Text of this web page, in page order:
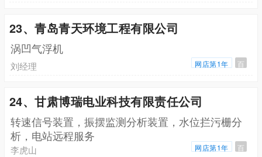
23、青岛青天环境工程有限公司
涡凹气浮机
刘经理 网店第1年 百
24、甘肃博瑞电业科技有限责任公司
转速信号装置，振摆监测分析装置，水位拦污栅分
析，电站远程服务
李虎山 网店第1年 百